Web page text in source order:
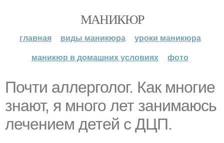
МАНИКЮР
главная виды маникюра
уроки маникюра
маникюр в домашних условиях
фото
Почти аллерголог. Как многие
знают, я много лет занимаюсь
лечением детей с ДЦП.